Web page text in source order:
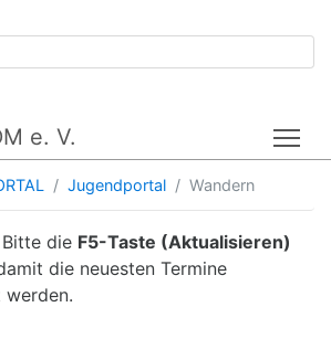
e. V.
Jugendportal Wandern
Bitte die F5-Taste (Aktualisieren)
die neuesten Termine